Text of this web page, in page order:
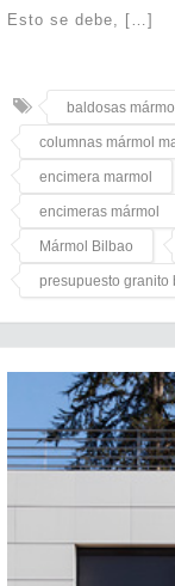
Esto se debe, […]
baldosas
columnas mármol
encimera marmol
encimeras mármol
Mármol Bilbao
presupuesto granito